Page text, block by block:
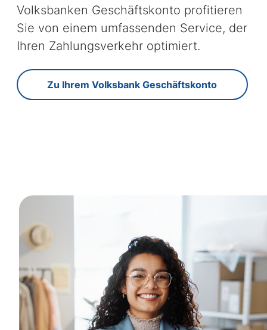
Volksbanken Geschäftskonto profitieren
Sie von einem umfassenden Service, der
Ihren Zahlungsverkehr optimiert.
Zu Ihrem Volksbank Geschäftskonto